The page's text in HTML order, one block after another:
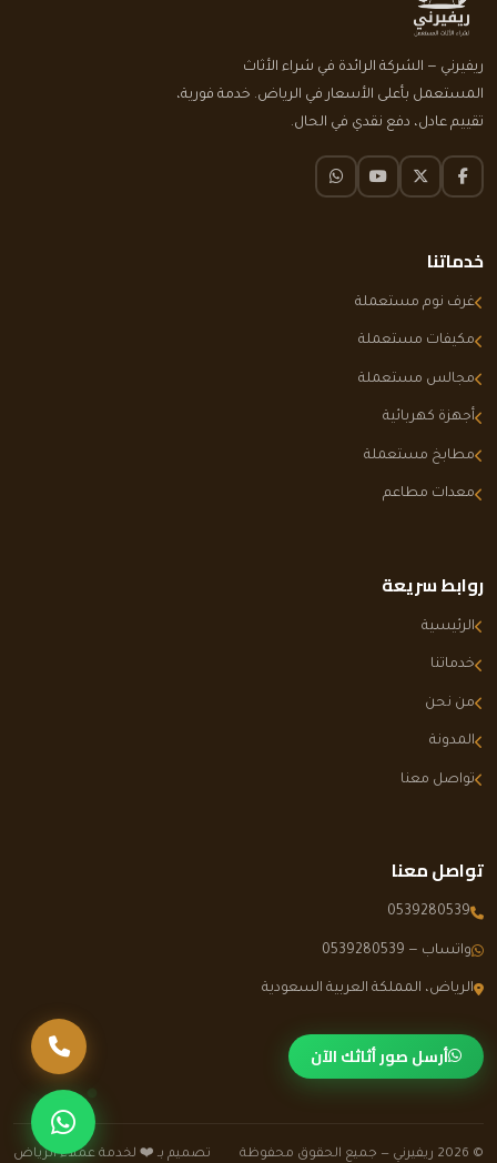
ريفيرني — الشركة الرائدة في شراء الأثاث
المستعمل بأعلى الأسعار في الرياض. خدمة فورية،
تقييم عادل، دفع نقدي في الحال.
فيسبوكتويتر X يوتيوبواتساب
خدماتنا
غرف نوم مستعملة
مكيفات مستعملة
مجالس مستعملة
أجهزة كهربائية
مطابخ مستعملة
معدات مطاعم
روابط سريعة
الرئيسية
خدماتنا
من نحن
المدونة
تواصل معنا
تواصل معنا
0539280539
واتساب — 0539280539
الرياض، المملكة العربية السعودية
أرسل صور أثاثك الآن
© 2026 ريفيرني — جميع الحقوق محفوظة تصميم بـ ❤️ لخدمة عملاء الرياض
تواصل عبر
اتصل بنا